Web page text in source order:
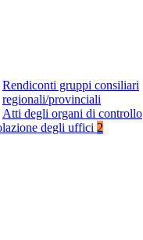
Rendiconti gruppi consiliari
regionali/provinciali
Atti degli organi di controllo
degli uffici 2